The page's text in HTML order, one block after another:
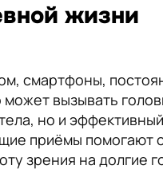
жизни
смартфоны,
вызывать
но и
приёмы помогают
зрения на долгие